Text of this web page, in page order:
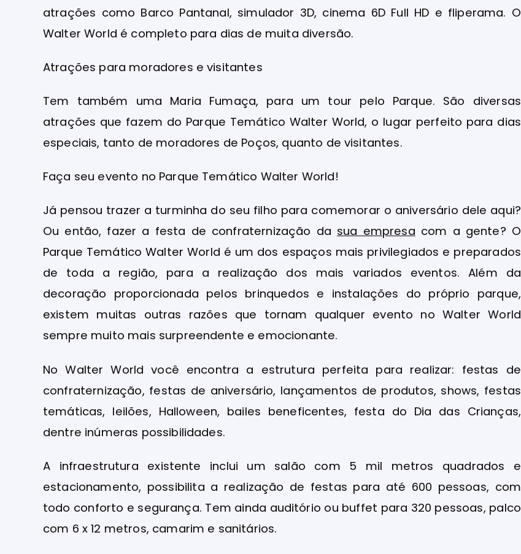
atrações como Barco Pantanal, simulador 3D, cinema 6D Full HD e fliperama. O
Walter World é completo para dias de muita diversão.
Atrações para moradores e visitantes
Tem também uma Maria Fumaça, para um tour pelo Parque. São diversas
atrações que fazem do Parque Temático Walter World, o lugar perfeito para dias
especiais, tanto de moradores de Poços, quanto de visitantes.
Faça seu evento no Parque Temático Walter World!
Já pensou trazer a turminha do seu filho para comemorar o aniversário dele aqui?
Ou então, fazer a festa de confraternização da sua empresa com a gente? O
Parque Temático Walter World é um dos espaços mais privilegiados e preparados
de toda a região, para a realização dos mais variados eventos. Além da
decoração proporcionada pelos brinquedos e instalações do próprio parque,
existem muitas outras razões que tornam qualquer evento no Walter World
sempre muito mais surpreendente e emocionante.
No Walter World você encontra a estrutura perfeita para realizar: festas de
confraternização, festas de aniversário, lançamentos de produtos, shows, festas
temáticas, leilões, Halloween, bailes beneficentes, festa do Dia das Crianças,
dentre inúmeras possibilidades.
A infraestrutura existente inclui um salão com 5 mil metros quadrados e
estacionamento, possibilita a realização de festas para até 600 pessoas, com
todo conforto e segurança. Tem ainda auditório ou buffet para 320 pessoas, palco
com 6 x 12 metros, camarim e sanitários.